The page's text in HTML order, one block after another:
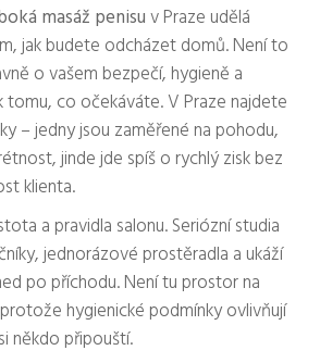
masáž penisuv Praze udělá
jak budete odcházet domů. Není to
o vašem bezpečí, hygieně a
tomu, co očekáváte. V Praze najdete
– jedny jsou zaměřené na pohodu,
jinde jde spíš o rychlý zisk bez
klienta.
a pravidla salonu. Seriózní studia
jednorázové prostěradla a ukáží
po příchodu. Není tu prostor na
hygienické podmínky ovlivňují
někdo připouští.